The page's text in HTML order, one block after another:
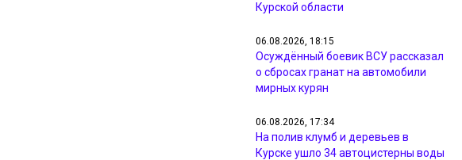
Курской области
06.08.2026, 18:15
Осуждённый боевик ВСУ рассказал
о сбросах гранат на автомобили
мирных курян
06.08.2026, 17:34
На полив клумб и деревьев в
Курске ушло 34 автоцистерны воды